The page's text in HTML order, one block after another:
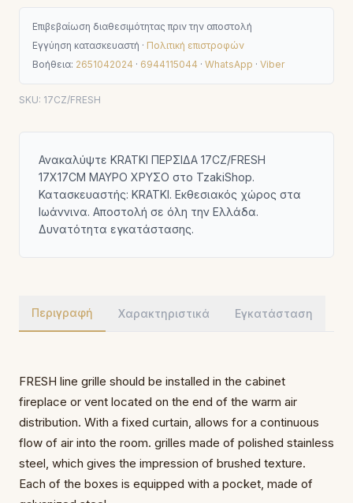
Επιβεβαίωση διαθεσιμότητας πριν την αποστολή
Εγγύηση κατασκευαστή · Πολιτική επιστροφών
Βοήθεια: 2651042024 · 6944115044 · WhatsApp · Viber
SKU: 17CZ/FRESH
Ανακαλύψτε KRATKI ΠΕΡΣΙΔΑ 17CZ/FRESH
17X17CM ΜΑΥΡΟ ΧΡΥΣΟ στο TzakiShop.
Κατασκευαστής: KRATKI. Εκθεσιακός χώρος στα
Ιωάννινα. Αποστολή σε όλη την Ελλάδα.
Δυνατότητα εγκατάστασης.
Περιγραφή Χαρακτηριστικά Εγκατάσταση
FRESH line grille should be installed in the cabinet
fireplace or vent located on the end of the warm air
distribution. With a fixed curtain, allows for a continuous
flow of air into the room. grilles made of polished stainless
steel, which gives the impression of brushed texture.
Each of the boxes is equipped with a pocket, made of